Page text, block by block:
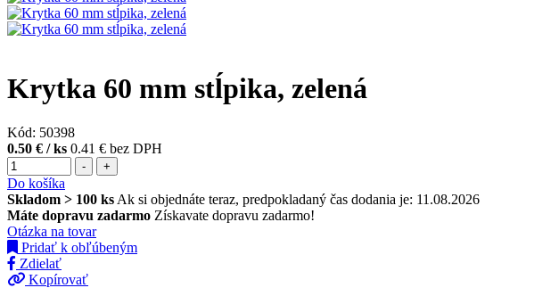
Krytka 60 mm stĺpika, zelená
Kód: 50398
0.50 € / ks 0.41 € bez DPH
- +
Do košíka
Skladom > 100 ks Ak si objednáte teraz, predpokladaný čas dodania je: 11.08.2026
Máte dopravu zadarmo Získavate dopravu zadarmo!
Otázka na tovar
Pridať k obľúbeným
Zdielať
Kopírovať